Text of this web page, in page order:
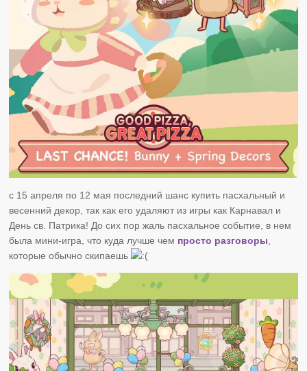
с 15 апреля по 12 мая последний шанс купить пасхальный и
весенний декор, так как его удаляют из игры как Карнавал и
День св. Патрика! До сих пор жаль пасхальное событие, в нем
была мини-игра, что куда лучше чем просто разговоры,
которые обычно скипаешь